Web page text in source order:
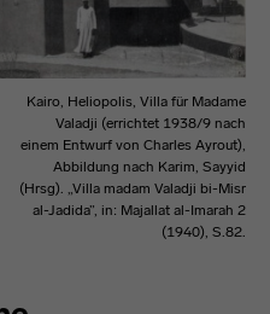
Kairo, Heliopolis, Villa für Madame
Valadji (errichtet 1938/9 nach
einem Entwurf von Charles Ayrout),
Abbildung nach Karim, Sayyid
(Hrsg). „Villa madam Valadji bi-Misr
al-Jadida”, in: Majallat al-Imarah 2
(1940), S.82.